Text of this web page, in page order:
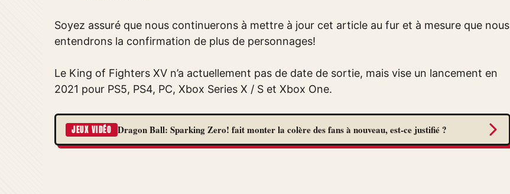
Soyez assuré que nous continuerons à mettre à jour cet article au fur et à mesure que nous
entendrons la confirmation de plus de personnages!
Le King of Fighters XV n’a actuellement pas de date de sortie, mais vise un lancement en
2021 pour PS5, PS4, PC, Xbox Series X / S et Xbox One.
JEUX VIDÉO Dragon Ball: Sparking Zero! fait monter la colère des fans à nouveau, est-ce justifié ?